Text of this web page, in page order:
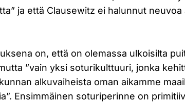
ja että Clausewitz ei halunnut neuvoa
on, että on olemassa ulkoisilta
”vain yksi soturikulttuuri, jonka
alkuvaiheista oman aikamme
Ensimmäinen soturiperinne on